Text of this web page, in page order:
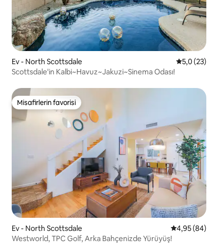
Ev - North Scottsdale 5 üzerinden
5,0 (23)
Scottsdale'in Kalbi~Havuz~Jakuzi~Sinema Odası!
Misafirlerin favorisi
Misafirlerin favorisi
Ev - North Scottsdale 5 üzerinden
4,95 (84)
Westworld, TPC Golf, Arka Bahçenizde Yürüyüş!